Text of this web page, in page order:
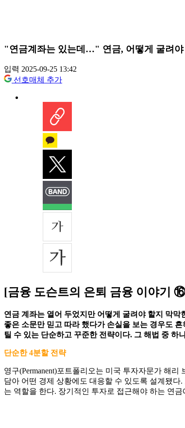
"연금계좌는 있는데…" 연금, 어떻게 굴려야
입력 2025-09-25 13:42
선호매체 추가
[금융 도슨트의 은퇴 금융 이야기
연금 계좌는 열어 두었지만 어떻게 굴려야 할지 막
좋은 소문만 믿고 따라 했다가 손실을 보는 경우도
틸 수 있는 단순하고 꾸준한 전략이다. 그 해법 중 하
단순한 4분할 전략
영구(Permanent)포트폴리오는 미국 투자자문가 해
담아 어떤 경제 상황에도 대응할 수 있도록 설계됐
는 역할을 한다. 장기적인 투자로 접근해야 하는 연